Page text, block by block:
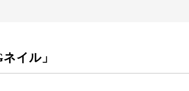
イル」